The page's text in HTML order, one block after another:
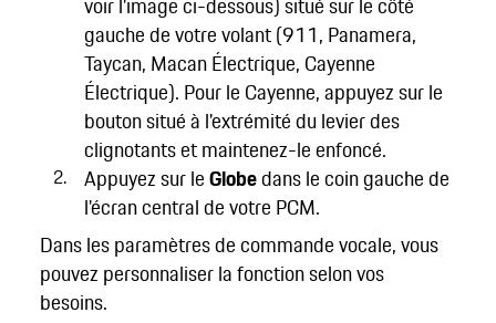
gauche de votre volant (911, Panamera,
Taycan, Macan Électrique, Cayenne
Électrique). Pour le Cayenne, appuyez sur le
bouton situé à l'extrémité du levier des
clignotants et maintenez-le enfoncé.
Appuyez sur leGlobedans le coin gauche de
l'écran central de votre PCM.
Dans les paramètres de commande vocale, vous
pouvez personnaliser la fonction selon vos
besoins.